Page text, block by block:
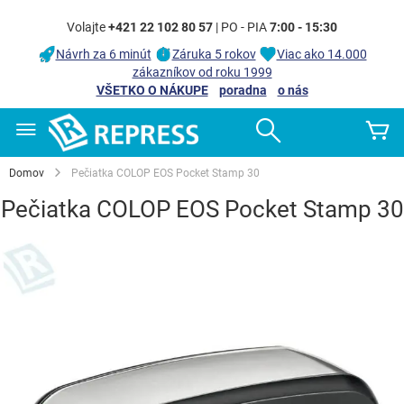
Volajte+421 22 102 80 57 | PO - PIA7:00 - 15:30
Návrh za 6 minút
Záruka 5 rokov
Viac ako 14.000
zákazníkov od roku 1999
VŠETKO O NÁKUPE
poradna
o nás
Domov Pečiatka COLOP EOS Pocket Stamp 30
Pečiatka COLOP EOS Pocket Stamp 30
Preskočiť
na
koniec